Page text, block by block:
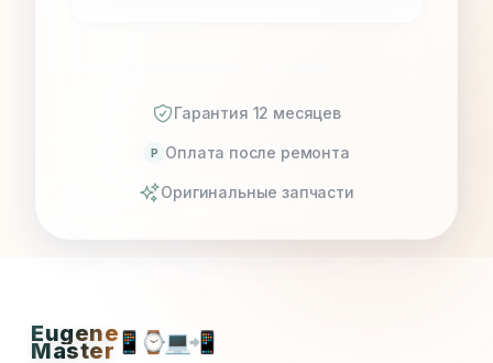
Гарантия 12 месяцев
P Оплата после ремонта
Оригинальные запчасти
Eugene
Master📱 ⌚💻📲